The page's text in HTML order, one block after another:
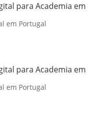
para Academia em
em Portugal
para Academia em
em Portugal